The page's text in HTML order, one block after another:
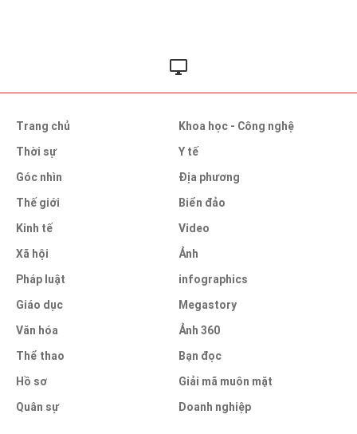
Trang chủ
Thời sự
Góc nhìn
Thế giới
Kinh tế
Xã hội
Pháp luật
Giáo dục
Văn hóa
Thể thao
Hồ sơ
Quân sự
Khoa học - Công nghệ
Y tế
Địa phương
Biển đảo
Video
Ảnh
infographics
Megastory
Ảnh 360
Bạn đọc
Giải mã muôn mặt
Doanh nghiệp